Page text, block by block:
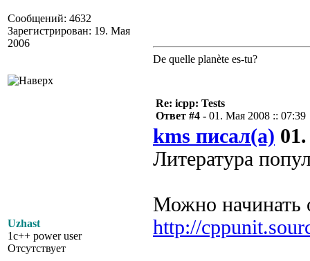
Сообщений: 4632
Зарегистрирован: 19. Мая
2006
De quelle planète es-tu?
Uzhast
1c++ power user
Отсутствует
Re: icpp: Tests
Ответ #4 - 01. Мая 2008 :: 07:39
kms писал(а)
Литература
Можно начинать
http://